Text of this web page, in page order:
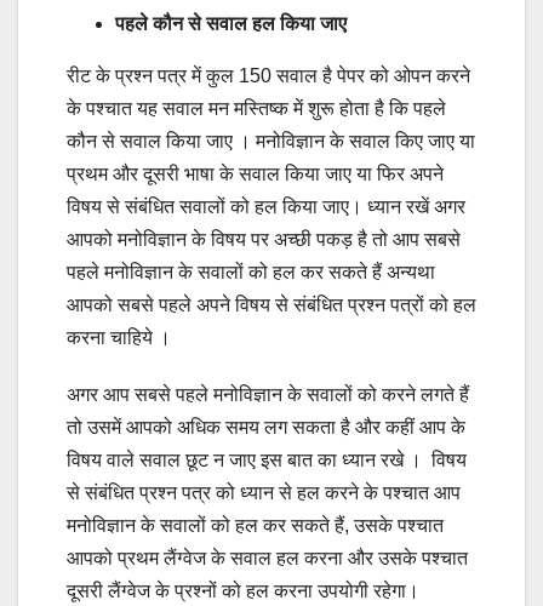
पहले कौन से सवाल हल किया जाए
रीट के प्रश्न पत्र में कुल 150 सवाल है पेपर को ओपन करने
के पश्चात यह सवाल मन मस्तिष्क में शुरू होता है कि पहले
कौन से सवाल किया जाए । मनोविज्ञान के सवाल किए जाए या
प्रथम और दूसरी भाषा के सवाल किया जाए या फिर अपने
विषय से संबंधित सवालों को हल किया जाए। ध्यान रखें अगर
आपको मनोविज्ञान के विषय पर अच्छी पकड़ है तो आप सबसे
पहले मनोविज्ञान के सवालों को हल कर सकते हैं अन्यथा
आपको सबसे पहले अपने विषय से संबंधित प्रश्न पत्रों को हल
करना चाहिये ।
अगर आप सबसे पहले मनोविज्ञान के सवालों को करने लगते हैं
तो उसमें आपको अधिक समय लग सकता है और कहीं आप के
विषय वाले सवाल छूट न जाए इस बात का ध्यान रखे । विषय
से संबंधित प्रश्न पत्र को ध्यान से हल करने के पश्चात आप
मनोविज्ञान के सवालों को हल कर सकते हैं, उसके पश्चात
आपको प्रथम लैंग्वेज के सवाल हल करना और उसके पश्चात
दूसरी लैंग्वेज के प्रश्नों को हल करना उपयोगी रहेगा।